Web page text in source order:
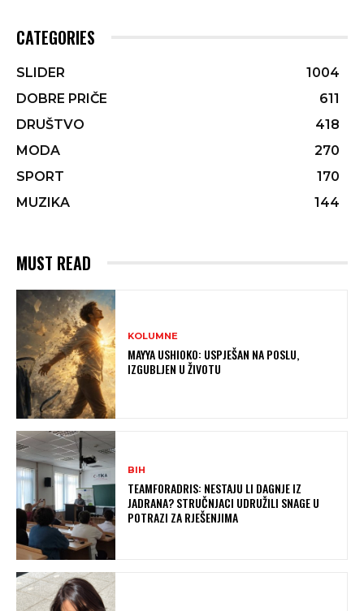
CATEGORIES
SLIDER
1004
DOBRE PRIČE
611
DRUŠTVO
418
MODA
270
SPORT
170
MUZIKA
144
MUST READ
KOLUMNE
MAYYA USHIOKO: USPJEŠAN NA POSLU,
IZGUBLJEN U ŽIVOTU
BIH
TEAMFORADRIS: NESTAJU LI DAGNJE IZ
JADRANA? STRUČNJACI UDRUŽILI SNAGE U
POTRAZI ZA RJEŠENJIMA